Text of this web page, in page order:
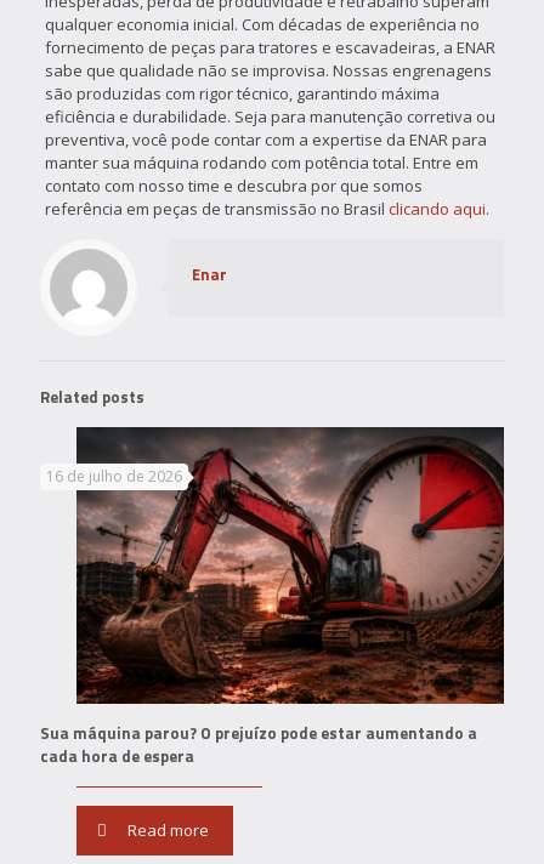
qualquer economia inicial. Com décadas de experiência no
fornecimento de peças para tratores e escavadeiras, a ENAR
sabe que qualidade não se improvisa. Nossas engrenagens
são produzidas com rigor técnico, garantindo máxima
eficiência e durabilidade. Seja para manutenção corretiva ou
preventiva, você pode contar com a expertise da ENAR para
manter sua máquina rodando com potência total. Entre em
contato com nosso time e descubra por que somos
referência em peças de transmissão no Brasil clicando aqui.
Enar
Related posts
16 de julho de 2026
Sua máquina parou? O prejuízo pode estar aumentando a
cada hora de espera
Read more